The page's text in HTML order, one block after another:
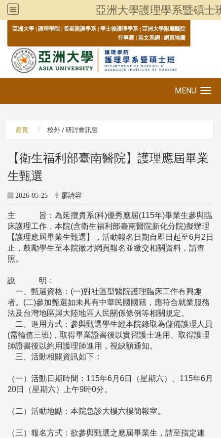
亞洲大學護理學系暨碩士
亞洲大學 | 護理學院 | 長期照護學系 | 學士後護理學系 | 亞洲大學附屬醫院
行事曆 | 英文系網 | 網頁地圖
MENU
首頁 校外 / 研討會訊息
【衛生福利部臺南醫院】護理應屆畢業
生甄選
2026-05-25 廖詩容
主 旨：為延攬貴系(科)優秀應屆(115年)畢業生參與臨
床護理工作，本院(含衛生福利部臺南醫院新化分院)擬辦理
【護理應屆畢業生甄選】，活動報名日期自即日起至6月2日
止，鼓勵學生至本院徵才網頁報名並繳交相關資料，請查
照。
說 明：
一、甄選資格：(一)對社區型醫院護理臨床工作有興趣
者。(二)參加甄選如未具有中華民國國籍，應符合就業服務
法及台灣地區與大陸地區人民關係條例等相關規定。
二、進用方式：參與甄選學生經本院錄取為儲備護理人員
(需輪值三班)，取得畢業證書後以實習護士進用、取得護理
師證書後以約用護理師進用，視缺額通知。
三、活動相關資訊如下：
（一）活動日期時間：115年6月6日（星期六）、115年6月
20日（星期六）上午9時0分。
（二）活動地點：本院急診大樓六樓簡報室。
（三）報名方式：欲參與甄選之應屆畢業生，請至指定連